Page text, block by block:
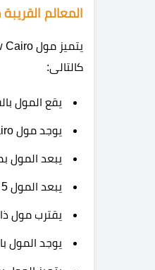
المعالم
كالتالى:
يقع المول
يوجد مول The Node New Cairo بالقرب من الجولدن سكوير.
يبعد المول
يبعد المول 5 دقائق فقط عن النرجس الجديدة.
يقترب مول
يوجد المول